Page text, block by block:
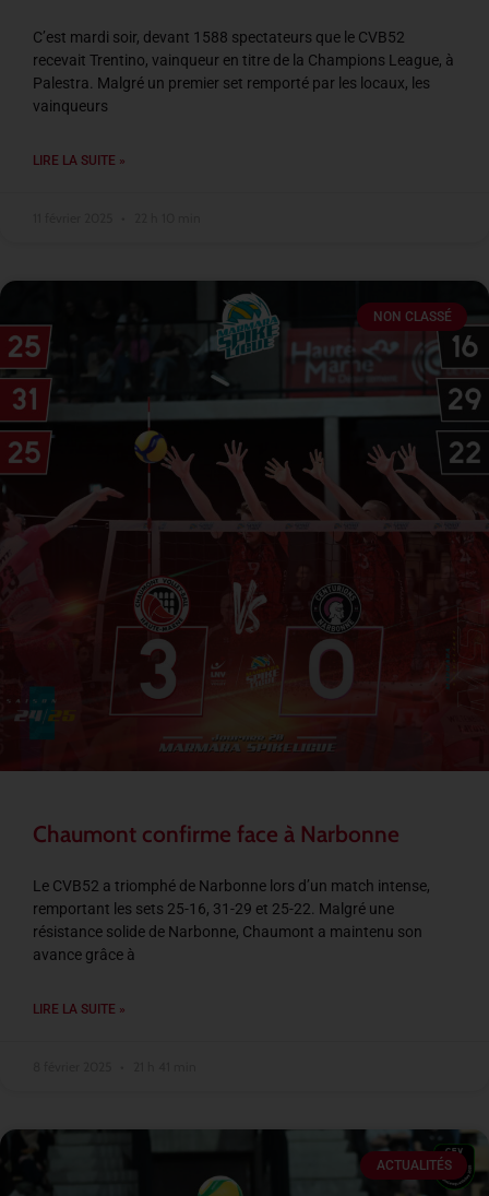
C’est mardi soir, devant 1588 spectateurs que le CVB52
recevait Trentino, vainqueur en titre de la Champions League, à
Palestra. Malgré un premier set remporté par les locaux, les
vainqueurs
LIRE LA SUITE »
NON CLASSÉ
Chaumont confirme face à Narbonne
Le CVB52 a triomphé de Narbonne lors d’un match intense,
remportant les sets 25-16, 31-29 et 25-22. Malgré une
résistance solide de Narbonne, Chaumont a maintenu son
avance grâce à
LIRE LA SUITE »
ACTUALITÉS